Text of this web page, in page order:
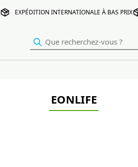
EXPÉDITION INTERNATIONALE À BAS PRIX
EONLIFE